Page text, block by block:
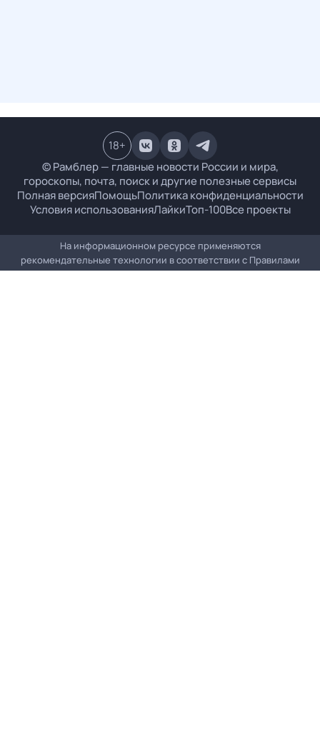
© Рамблер — главные новости России и мира,
гороскопы, почта, поиск и другие полезные сервисы
Полная версияПомощьПолитика конфиденциальности
Условия использованияЛайкиТоп-100Все проекты
18+
На информационном ресурсе применяются
рекомендательные технологии в соответствии с Правилами